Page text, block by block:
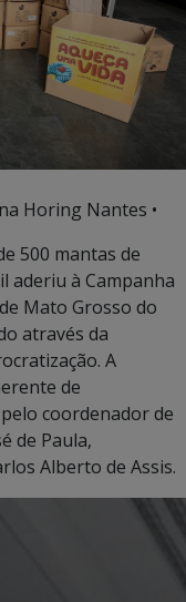
Horing Nantes •
500 mantas de
aderiu à Campanha
Mato Grosso do
através da
A
de
coordenador de
de Paula,
Alberto de Assis.